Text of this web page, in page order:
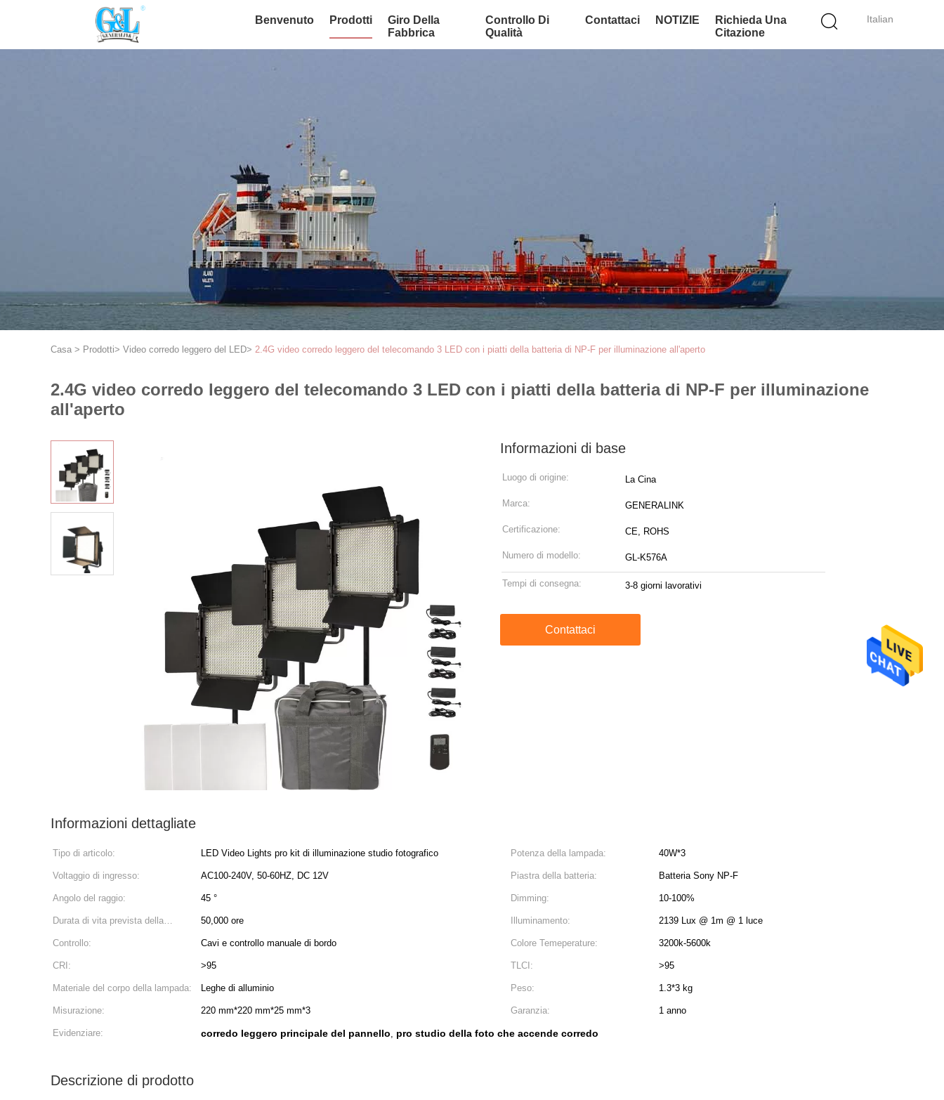
Italian
Benvenuto Prodotti
Giro Della
Fabbrica
Controllo Di
Qualità
Contattaci NOTIZIE
Richieda Una
Citazione
Casa > Prodotti> Video corredo leggero del LED> 2.4G video corredo leggero del telecomando 3 LED con i piatti della batteria di NP-F per illuminazione all'aperto
2.4G video corredo leggero del telecomando 3 LED con i piatti della batteria di NP-F per illuminazione
all'aperto
Informazioni di base
Luogo di origine: La Cina
Marca: GENERALINK
Certificazione: CE, ROHS
Numero di modello: GL-K576A
Tempi di consegna: 3-8 giorni lavorativi
Contattaci
Informazioni dettagliate
Tipo di articolo: LED Video Lights pro kit di illuminazione studio fotografico Potenza della lampada: 40W*3
Voltaggio di ingresso: AC100-240V, 50-60HZ, DC 12V Piastra della batteria: Batteria Sony NP-F
Angolo del raggio: 45 ° Dimming: 10-100%
Durata di vita prevista della
lampada:
50,000 ore Illuminamento: 2139 Lux @ 1m @ 1 luce
Controllo: Cavi e controllo manuale di bordo Colore Temeperature: 3200k-5600k
CRI: >95 TLCI: >95
Materiale del corpo della lampada: Leghe di alluminio Peso: 1.3*3 kg
Misurazione: 220 mm*220 mm*25 mm*3 Garanzia: 1 anno
Evidenziare: corredo leggero principale del pannello, pro studio della foto che accende corredo
Descrizione di prodotto